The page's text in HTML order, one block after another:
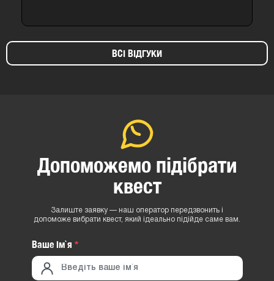
ВСІ ВІДГУКИ
Допоможемо підібрати
квест
Залиште заявку — наш оператор передзвонить і
допоможе вибрати квест, який ідеально підійде саме вам.
Ваше iм`я *